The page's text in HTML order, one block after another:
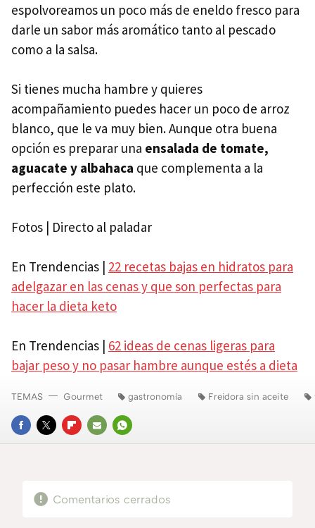
espolvoreamos un poco más de eneldo fresco para
darle un sabor más aromático tanto al pescado
como a la salsa.
Si tienes mucha hambre y quieres
acompañamiento puedes hacer un poco de arroz
blanco, que le va muy bien. Aunque otra buena
opción es preparar una ensalada de tomate,
aguacate y albahaca que complementa a la
perfección este plato.
Fotos | Directo al paladar
En Trendencias | 22 recetas bajas en hidratos para
adelgazar en las cenas y que son perfectas para
hacer la dieta keto
En Trendencias | 62 ideas de cenas ligeras para
bajar peso y no pasar hambre aunque estés a dieta
FACEBOOK
TWITTERFLIPBOARD
E-
WHATSAPP
TEMAS Gourmet gastronomía Freidora sin aceite
Comentarios cerrados